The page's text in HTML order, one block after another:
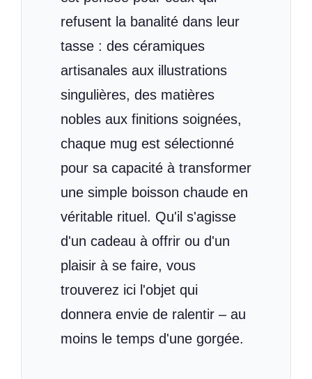
refusent la banalité dans leur
tasse : des céramiques
artisanales aux illustrations
singulières, des matières
nobles aux finitions soignées,
chaque mug est sélectionné
pour sa capacité à transformer
une simple boisson chaude en
véritable rituel. Qu'il s'agisse
d'un cadeau à offrir ou d'un
plaisir à se faire, vous
trouverez ici l'objet qui
donnera envie de ralentir – au
moins le temps d'une gorgée.